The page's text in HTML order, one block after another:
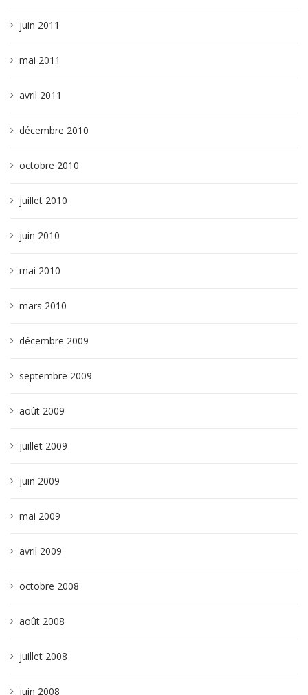
juin 2011
mai 2011
avril 2011
décembre 2010
octobre 2010
juillet 2010
juin 2010
mai 2010
mars 2010
décembre 2009
septembre 2009
août 2009
juillet 2009
juin 2009
mai 2009
avril 2009
octobre 2008
août 2008
juillet 2008
juin 2008